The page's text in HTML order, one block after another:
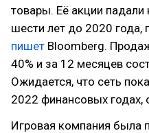
товары. Её акции
шести лет до 2020 года,
пишет Bloomberg.
40% и за 12 месяцев
Ожидается, что сеть
2022 финансовых годах,
Игровая компания была